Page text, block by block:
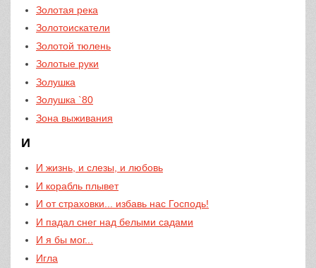
Золотая река
Золотоискатели
Золотой тюлень
Золотые руки
Золушка
Золушка `80
Зона выживания
И
И жизнь, и слезы, и любовь
И корабль плывет
И от страховки... избавь нас Господь!
И падал снег над белыми садами
И я бы мог...
Игла